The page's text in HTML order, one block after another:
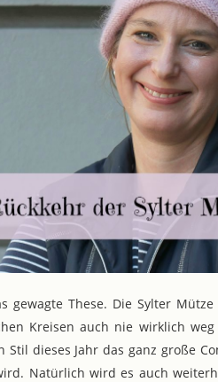
gewagte These. Die Sylter
Kreisen auch nie wirklich
Stil dieses Jahr das ganz große
Natürlich wird es auch